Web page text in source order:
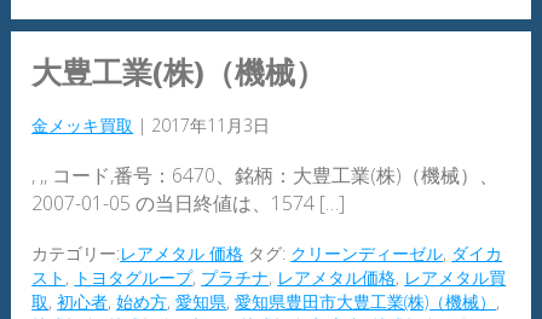
大豊工業(株)（機械）
金メッキ買取 | 2017年11月3日
, ,, コード,番号：6470、銘柄：大豊工業(株)（機械）、
2007-01-05 の当日終値は、1574 […]
カテゴリー:レアメタル 価格 タグ: クリーンディーゼル, ダイカ
スト , トヨタグループ, プラチナ, レアメタル価格, レアメタル買
取,初心者,始め方,愛知県,愛知県豊田市大豊工業(株)（機械） ,